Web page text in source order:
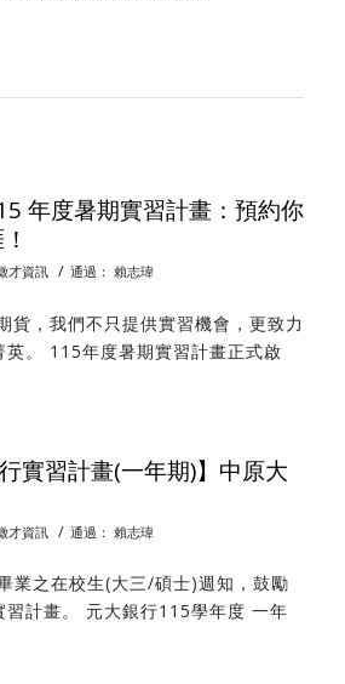
年度暑期實習計畫：預約你
才資訊 / 通過： 賴志瑋
貨，我們不只提供實習機會，更致力
英。 115年度暑期實習計畫正式啟
實習計畫(一年期)】中原大
才資訊 / 通過： 賴志瑋
業之在校生(大三/碩士)週知，鼓勵
習計畫。 元大銀行115學年度 一年